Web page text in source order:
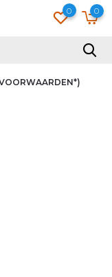
0 0